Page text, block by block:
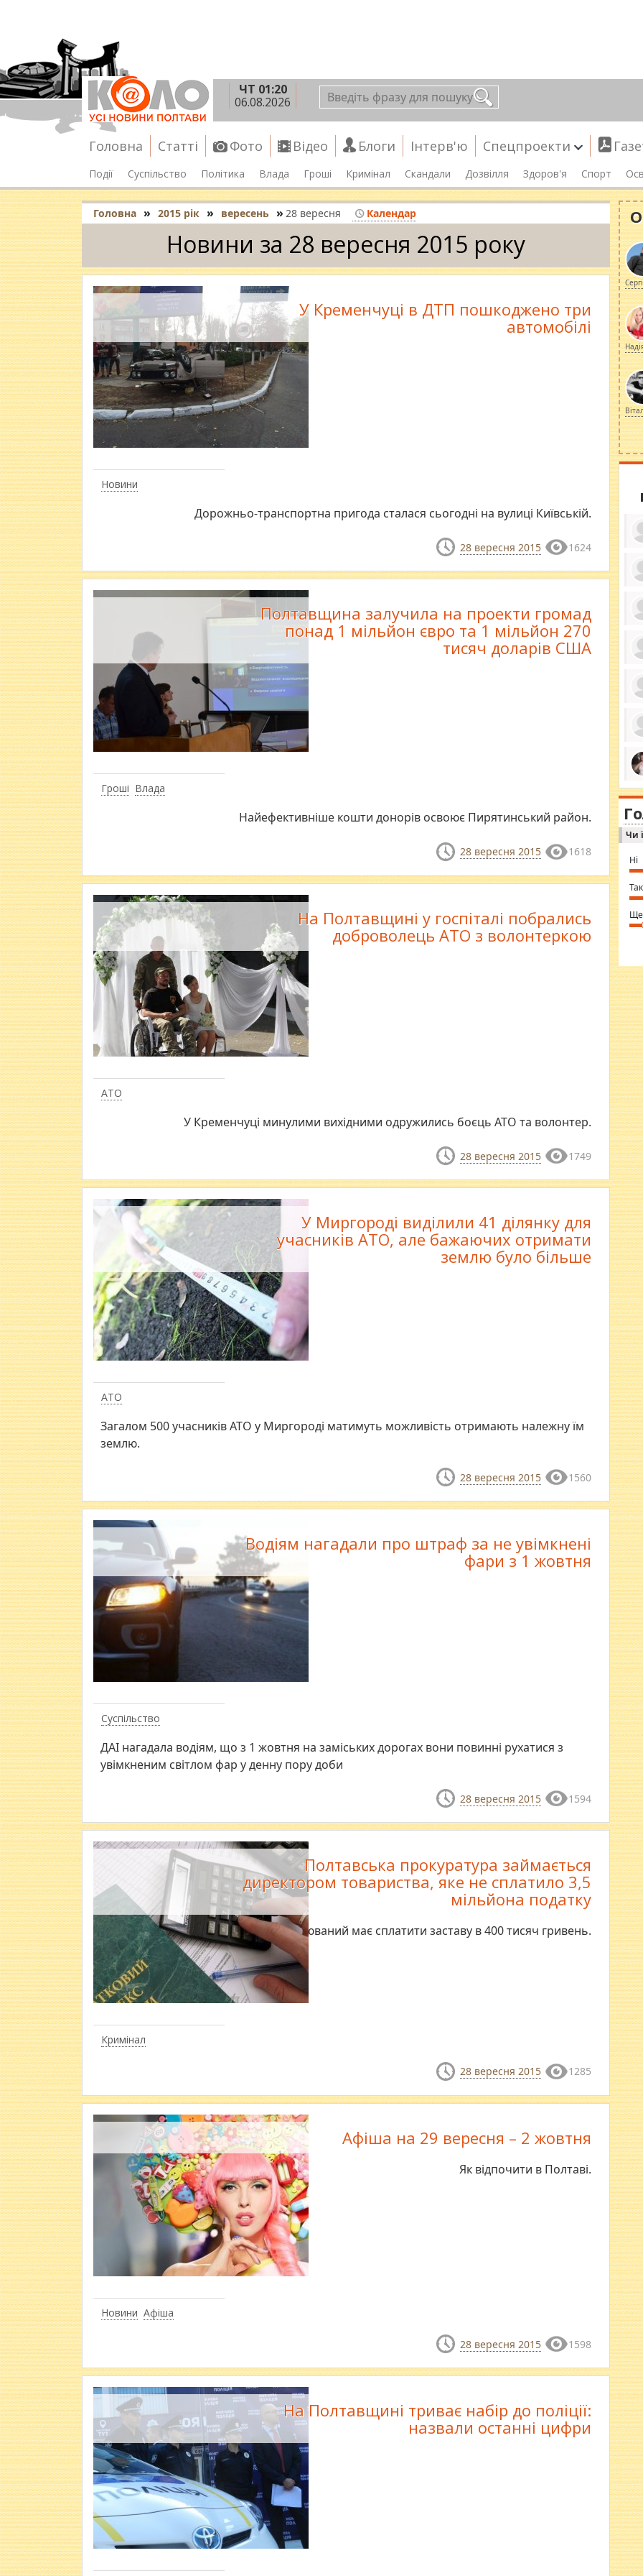
ЧТ 01:20
06.08.2026
Головна Статті Фото Відео Блоги Інтерв'ю Спецпроекти
Події Суспільство Політика Влада Гроші Кримінал Скандали Дозвілля Здоров'я Спорт
Головна » 2015 рік » вересень » 28 вересня Календар
Новини за 28 вересня 2015 року
Новини
У Кременчуці в ДТП пошкоджено три
автомобілі
Дорожньо-транспортна пригода сталася сьогодні на вулиці Київській.
28 вересня 2015 1624
Гроші Влада
Полтавщина залучила на проекти громад
понад 1 мільйон євро та 1 мільйон 270
тисяч доларів США
Найефективніше кошти донорів освоює Пирятинський район.
28 вересня 2015 1618
АТО
На Полтавщині у госпіталі побрались
доброволець АТО з волонтеркою
У Кременчуці минулими вихідними одружились боєць АТО та волонтер.
28 вересня 2015 1749
АТО
У Миргороді виділили 41 ділянку для
учасників АТО, але бажаючих отримати
землю було більше
Загалом 500 учасників АТО у Миргороді матимуть можливість отримають належну їм
землю.
28 вересня 2015 1560
Суспільство
Водіям нагадали про штраф за не увімкнені
фари з 1 жовтня
ДАІ нагадала водіям, що з 1 жовтня на заміських дорогах вони повинні рухатися з
увімкненим світлом фар у денну пору доби
28 вересня 2015 1594
Кримінал
Полтавська прокуратура займається
директором товариства, яке не сплатило 3,5
мільйона податку
Підозрюваний має сплатити заставу в 400 тисяч гривень.
28 вересня 2015 1285
Новини Афіша
Афіша на 29 вересня – 2 жовтня
Як відпочити в Полтаві.
28 вересня 2015 1598
На Полтавщині триває набір до поліції:
назвали останні цифри
за
ми
in
⇒
Чи
Ні
Так
Ще